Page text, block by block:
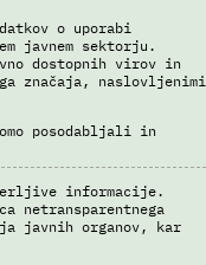
o uporabi
javnem sektorju.
dostopnih virov in
značaja, naslovljenimi
posodabljali in
informacije.
netransparentnega
javnih organov, kar